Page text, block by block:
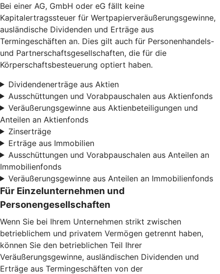
Bei einer AG, GmbH oder eG fällt keine
Kapitalertragssteuer für Wertpapierveräußerungsgewinne,
ausländische Dividenden und Erträge aus
Termingeschäften an. Dies gilt auch für Personenhandels-
und Partnerschaftsgesellschaften, die für die
Körperschaftsbesteuerung optiert haben.
Dividendenerträge aus Aktien
Ausschüttungen und Vorabpauschalen aus Aktienfonds
Veräußerungsgewinne aus Aktienbeteiligungen und
Anteilen an Aktienfonds
Zinserträge
Erträge aus Immobilien
Ausschüttungen und Vorabpauschalen aus Anteilen an
Immobilienfonds
Veräußerungsgewinne aus Anteilen an Immobilienfonds
Für Einzelunternehmen und
Personengesellschaften
Wenn Sie bei Ihrem Unternehmen strikt zwischen
betrieblichem und privatem Vermögen getrennt haben,
können Sie den betrieblichen Teil Ihrer
Veräußerungsgewinne, ausländischen Dividenden und
Erträge aus Termingeschäften von der